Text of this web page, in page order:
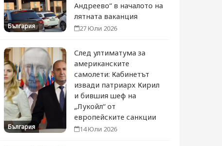
България
Андреево“ в началото на
лятната ваканция
27 Юли 2026
България
След ултиматума за
американските
самолети: Кабинетът
извади патриарх Кирил
и бившия шеф на
„Лукойл“ от
европейските санкции
14 Юли 2026